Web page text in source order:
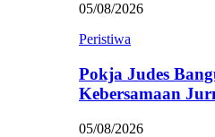
05/08/2026
Peristiwa
Pokja Judes
Kebersamaan
05/08/2026